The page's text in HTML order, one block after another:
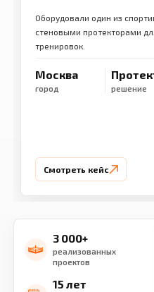
Оборудовали один из
стеновыми протекторами
тренировок.
Москва
город решение
Смотреть кейс
3 000+
реализованных
проектов
15 лет